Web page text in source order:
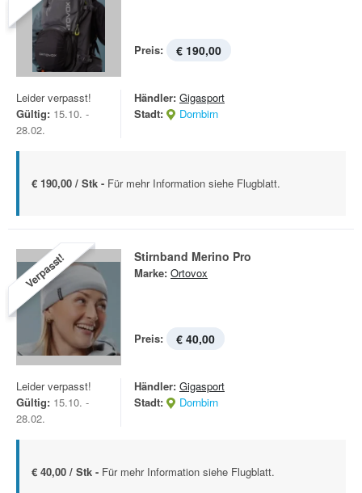
Preis: € 190,00
Leider verpasst!
Gültig: 15.10. -
28.02.
Händler: Gigasport
Stadt:
Dornbirn
€ 190,00 / Stk - Für mehr Information siehe Flugblatt.
Verpasst! Stirnband Merino Pro
Marke: Ortovox
Preis: € 40,00
Leider verpasst!
Gültig: 15.10. -
28.02.
Händler: Gigasport
Stadt:
Dornbirn
€ 40,00 / Stk - Für mehr Information siehe Flugblatt.